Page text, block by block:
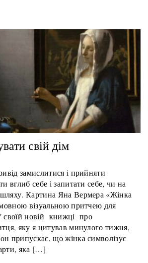
що означає «місійність» і чому
Двоє випускників розповіли
свій дім
замислитися і прийняти
вглиб себе і запитати себе, чи на
Картина Яна Вермера «Жінка
візуальною притчею для
своїй новій книжці про
яку я цитував минулого тижня,
припускає, що жінка символізує